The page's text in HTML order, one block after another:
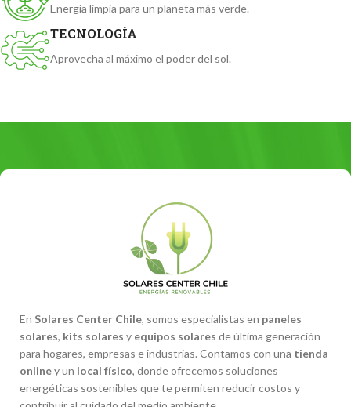
Energía limpia para un planeta más verde.
TECNOLOGÍA
Aprovecha al máximo el poder del sol.
En Solares Center Chile, somos especialistas en paneles
solares, kits solares y equipos solares de última generación
para hogares, empresas e industrias. Contamos con una tienda
onliney un local físico, donde ofrecemos soluciones
energéticas sostenibles que te permiten reducir costos y